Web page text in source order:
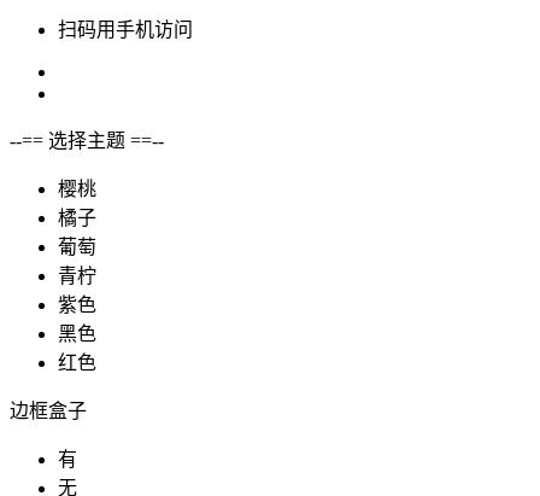
扫码用手机访问
--== 选择主题 ==--
樱桃
橘子
葡萄
青柠
紫色
黑色
红色
边框盒子
有
无